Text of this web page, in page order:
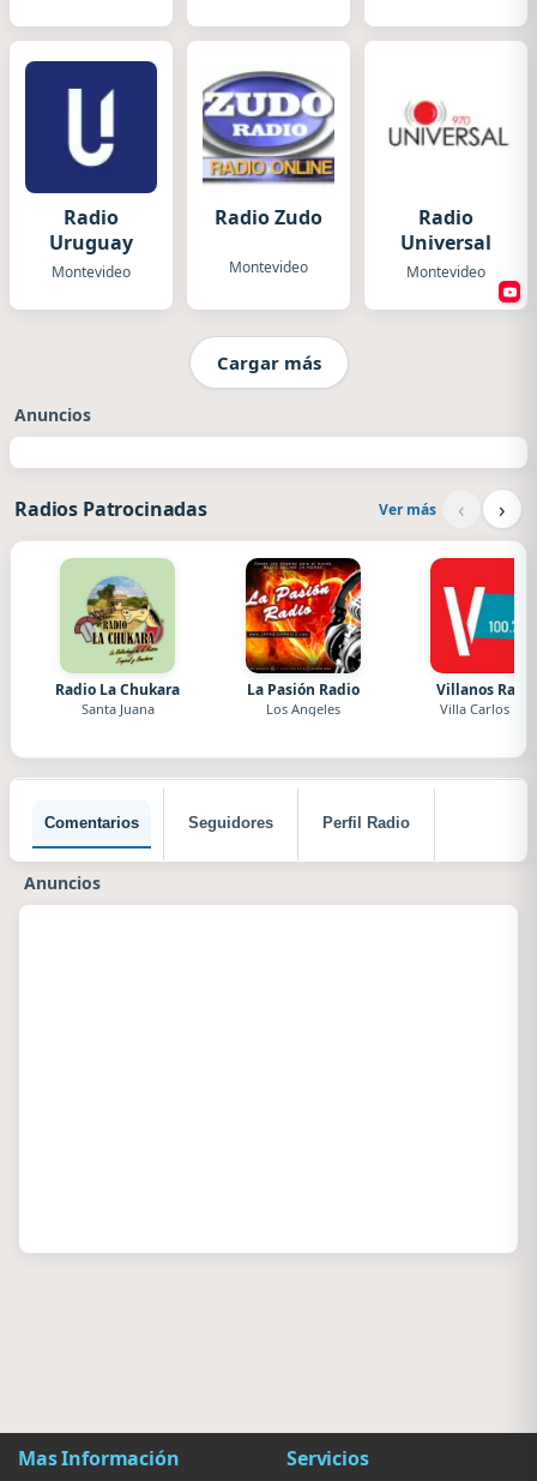
Radio
Uruguay
Montevideo
Radio Zudo
Montevideo
Radio
Universal
Montevideo
Cargar más
Anuncios
Radios Patrocinadas Ver más ‹ ›
Radio La Chukara
Santa Juana
La Pasión Radio
Los Angeles
Villanos
Villa Carlos Paz
Comentarios Seguidores Perfil Radio
Anuncios
Mas Información Servicios